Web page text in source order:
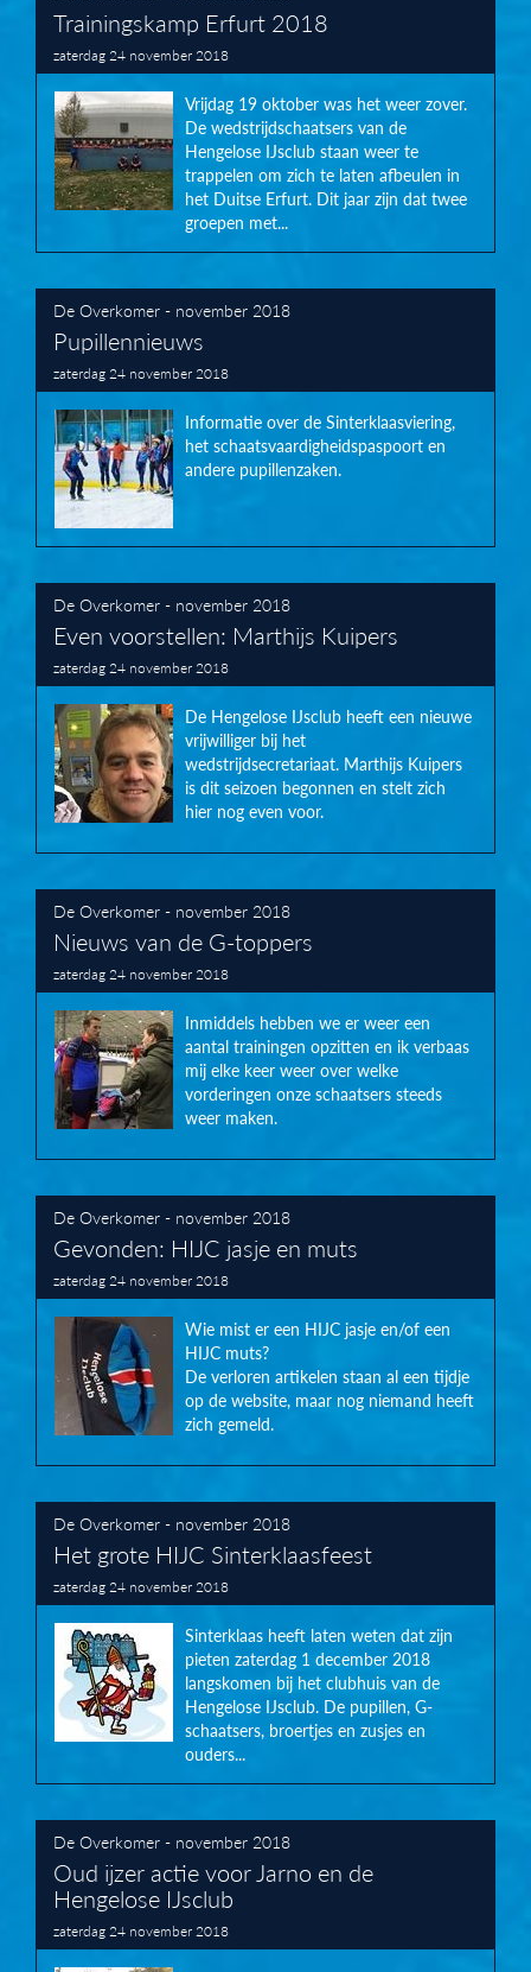
Trainingskamp Erfurt 2018
zaterdag 24 november 2018
Vrijdag 19 oktober was het weer zover.
De wedstrijdschaatsers van de
Hengelose IJsclub staan weer te
trappelen om zich te laten afbeulen in
het Duitse Erfurt. Dit jaar zijn dat twee
groepen met...
De Overkomer - november 2018
Pupillennieuws
zaterdag 24 november 2018
Informatie over de Sinterklaasviering,
het schaatsvaardigheidspaspoort en
andere pupillenzaken.
De Overkomer - november 2018
Even voorstellen: Marthijs Kuipers
zaterdag 24 november 2018
De Hengelose IJsclub heeft een nieuwe
vrijwilliger bij het
wedstrijdsecretariaat. Marthijs Kuipers
is dit seizoen begonnen en stelt zich
hier nog even voor.
De Overkomer - november 2018
Nieuws van de G-toppers
zaterdag 24 november 2018
Inmiddels hebben we er weer een
aantal trainingen opzitten en ik verbaas
mij elke keer weer over welke
vorderingen onze schaatsers steeds
weer maken.
De Overkomer - november 2018
Gevonden: HIJC jasje en muts
zaterdag 24 november 2018
Wie mist er een HIJC jasje en/of een
HIJC muts?
De verloren artikelen staan al een tijdje
op de website, maar nog niemand heeft
zich gemeld.
De Overkomer - november 2018
Het grote HIJC Sinterklaasfeest
zaterdag 24 november 2018
Sinterklaas heeft laten weten dat zijn
pieten zaterdag 1 december 2018
langskomen bij het clubhuis van de
Hengelose IJsclub. De pupillen, G-
schaatsers, broertjes en zusjes en
ouders...
De Overkomer - november 2018
Oud ijzer actie voor Jarno en de
Hengelose IJsclub
zaterdag 24 november 2018